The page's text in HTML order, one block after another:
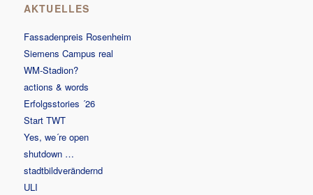
AKTUELLES
Fassadenpreis Rosenheim
Siemens Campus real
WM-Stadion?
actions & words
Erfolgsstories ´26
Start TWT
Yes, we´re open
shutdown …
stadtbildverändernd
ULI